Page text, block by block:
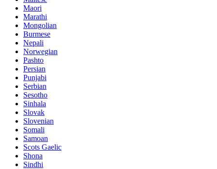
Maori
Marathi
Mongolian
Burmese
Nepali
Norwegian
Pashto
Persian
Punjabi
Serbian
Sesotho
Sinhala
Slovak
Slovenian
Somali
Samoan
Scots Gaelic
Shona
Sindhi